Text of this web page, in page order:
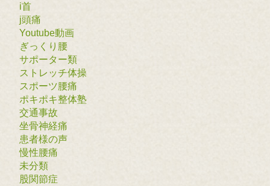
i首
j頭痛
Youtube動画
ぎっくり腰
サポーター類
ストレッチ体操
スポーツ腰痛
ポキポキ整体塾
交通事故
坐骨神経痛
患者様の声
慢性腰痛
未分類
股関節症